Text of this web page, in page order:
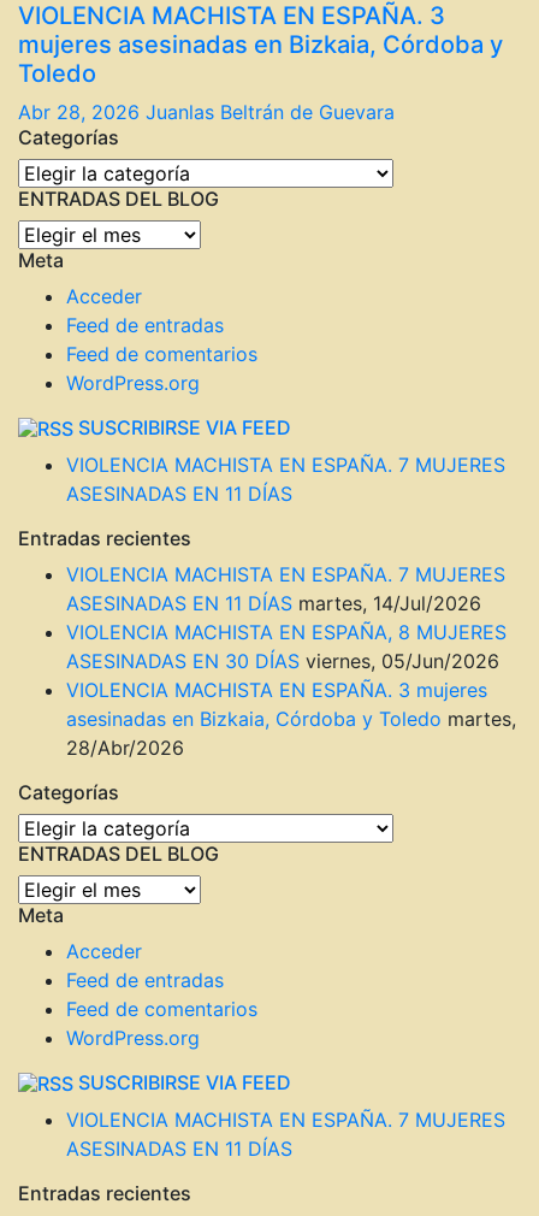
VIOLENCIA MACHISTA EN ESPAÑA. 3
mujeres asesinadas en Bizkaia, Córdoba y
Toledo
Abr 28, 2026 Juanlas Beltrán de Guevara
Categorías
Categorías
ENTRADAS DEL BLOG
ENTRADAS
DEL
BLOG
Meta
Acceder
Feed de entradas
Feed de comentarios
WordPress.org
SUSCRIBIRSE VIA FEED
VIOLENCIA MACHISTA EN ESPAÑA. 7 MUJERES
ASESINADAS EN 11 DÍAS
Entradas recientes
VIOLENCIA MACHISTA EN ESPAÑA. 7 MUJERES
ASESINADAS EN 11 DÍAS martes, 14/Jul/2026
VIOLENCIA MACHISTA EN ESPAÑA, 8 MUJERES
ASESINADAS EN 30 DÍAS viernes, 05/Jun/2026
VIOLENCIA MACHISTA EN ESPAÑA. 3 mujeres
asesinadas en Bizkaia, Córdoba y Toledo martes,
28/Abr/2026
Categorías
Categorías
ENTRADAS DEL BLOG
ENTRADAS
DEL
BLOG
Meta
Acceder
Feed de entradas
Feed de comentarios
WordPress.org
SUSCRIBIRSE VIA FEED
VIOLENCIA MACHISTA EN ESPAÑA. 7 MUJERES
ASESINADAS EN 11 DÍAS
Entradas recientes